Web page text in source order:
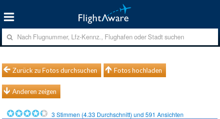
Zurück zu Fotos durchsuchen Fotos hochladen
Anderen zeigen
3 Stimmen (4.33 Durchschnitt) und591 Ansichten